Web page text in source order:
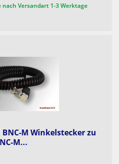
nach Versandart 1-3 Werktage
M Winkelstecker zu
M...